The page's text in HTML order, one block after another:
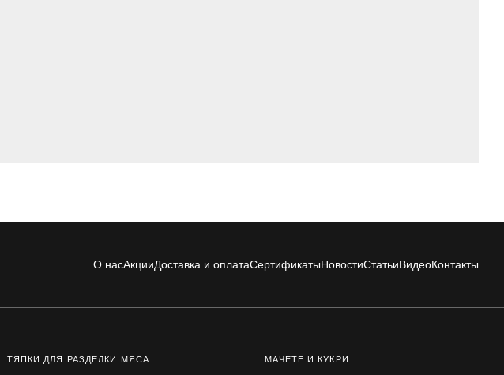
О насАкцииДоставка и оплатаСертификатыНовостиСтатьиВидеоКонтакты
ТЯПКИ ДЛЯ РАЗДЕЛКИ МЯСА МАЧЕТЕ И КУКРИ